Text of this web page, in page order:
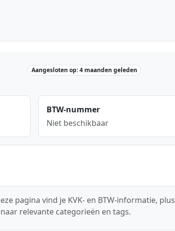
Aangesloten op: 4 maanden geleden
BTW-nummer
Niet beschikbaar
pagina vind je KVK- en BTW-informatie, plus
relevante categorieën en tags.